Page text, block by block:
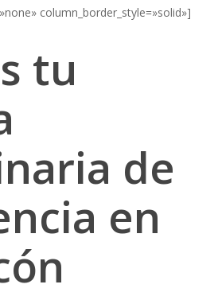
column_border_style=»solid»]
tu
de
en